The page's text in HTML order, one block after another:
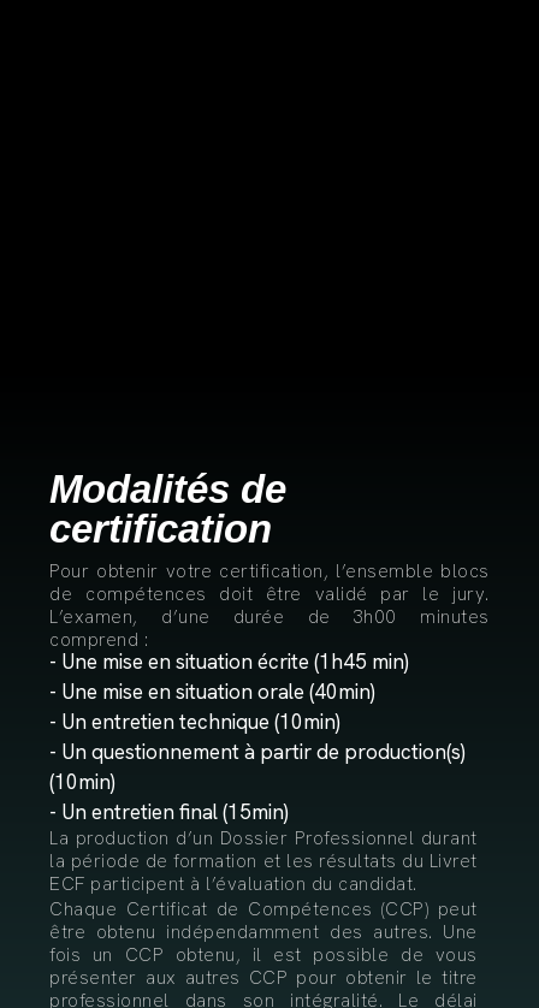
Modalités de
certification
Pour obtenir votre certification, l’ensemble blocs
de compétences doit être validé par le jury.
L’examen, d’une durée de 3h00 minutes
comprend :
- Une mise en situation écrite (1h45 min)
- Une mise en situation orale (40min)
- Un entretien technique (10min)
- Un questionnement à partir de production(s)
(10min)
- Un entretien final (15min)
La production d’un Dossier Professionnel durant
la période de formation et les résultats du Livret
ECF participent à l’évaluation du candidat.
Chaque Certificat de Compétences (CCP) peut
être obtenu indépendamment des autres. Une
fois un CCP obtenu, il est possible de vous
présenter aux autres CCP pour obtenir le titre
professionnel dans son intégralité. Le délai